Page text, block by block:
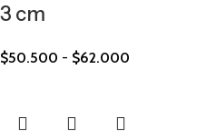
3 cm
$50.500 - $62.000